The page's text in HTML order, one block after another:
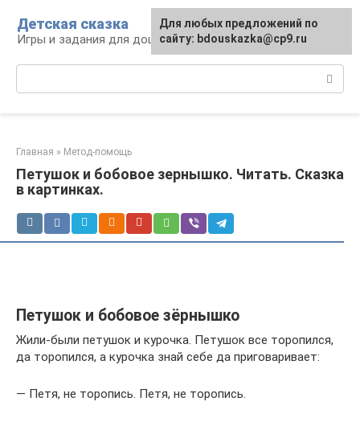
контенту
Детская сказка
Игры и задания для дошкольников
Главная » Метод-помощь
Петушок и бобовое зернышко. Читать. Сказка
в картинках.
Петушок и бобовое зёрнышко
Жили-были петушок и курочка. Петушок все торопился,
да торопился, а курочка знай себе да приговаривает:
— Петя, не торопись. Петя, не торопись.
Для любых предложений по
сайту: bdouskazka@cp9.ru